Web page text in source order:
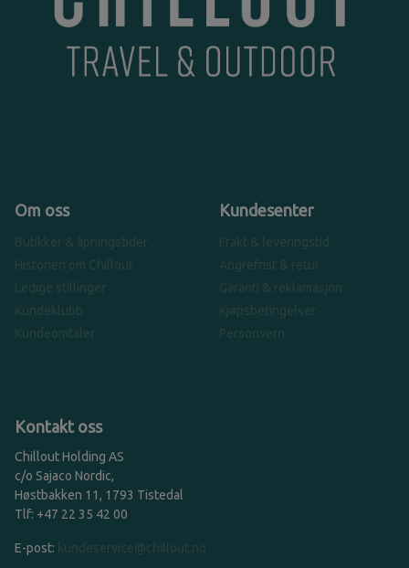
Om oss
Butikker & åpningstider
Historien om Chillout
Ledige stillinger
Kundeklubb
Kundeomtaler
Kundesenter
Frakt & leveringstid
Angrefrist & retur
Garanti & reklamasjon
Kjøpsbetingelser
Personvern
Kontakt oss
Chillout Holding AS
c/o Sajaco Nordic,
Høstbakken 11, 1793 Tistedal
Tlf: +47 22 35 42 00
E-post: kundeservice@chillout.no